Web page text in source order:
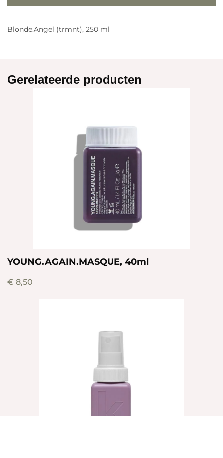
Blonde.Angel (trmnt), 250 ml
Gerelateerde producten
YOUNG.AGAIN.MASQUE, 40ml
€ 8,50